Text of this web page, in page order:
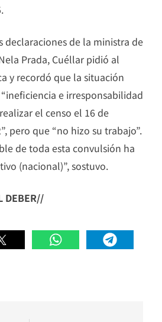
declaraciones de la ministra de
Prada, Cuéllar pidió al
y recordó que la situación
e irresponsabilidad
el censo el 16 de
pero que “no hizo su trabajo”.
de toda esta convulsión ha
(nacional)”, sostuvo.
DEBER//